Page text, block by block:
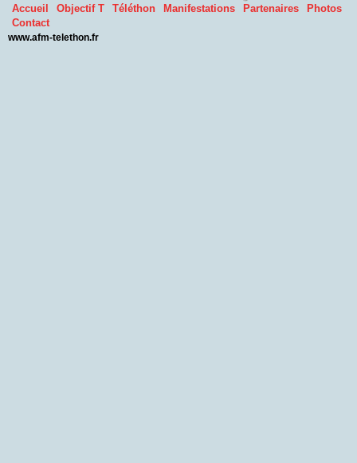
Accueil Objectif T Téléthon Manifestations Partenaires
Photos
Contact
www.afm-telethon.fr